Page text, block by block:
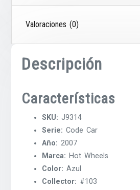
Valoraciones (0)
Descripción
Características
SKU: J9314
Serie: Code Car
Año: 2007
Marca: Hot Wheels
Color: Azul
Collector: #103